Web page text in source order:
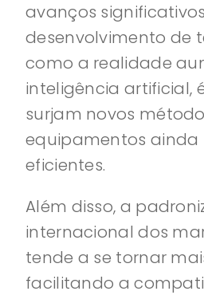
avanços
desenvolvimento de
como a realidade
inteligência artificial,
surjam novos
equipamentos ainda
eficientes.
Além disso, a
internacional dos
tende a se tornar
facilitando a